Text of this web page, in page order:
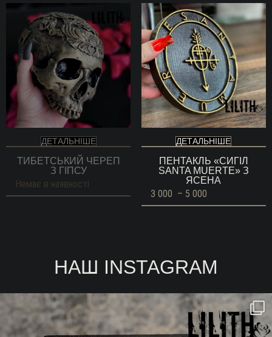
ДЕТАЛЬНІШЕ
ТИБЕТСЬКИЙ ЧЕРЕП
З ГІПСУ
Немає в наявності
ДЕТАЛЬНІШЕ
ПЕНТАКЛЬ «СИГІЛ
SANTA MUERTE» З
ЯСЕНА
3 000 – 5 000
цін:
000 ГРН
НАШ INSTAGRAM